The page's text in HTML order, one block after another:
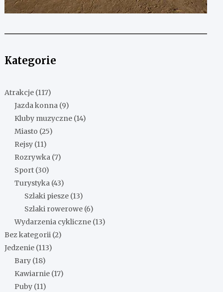
Kategorie
Atrakcje (117)
Jazda konna (9)
Kluby muzyczne (14)
Miasto (25)
Rejsy (11)
Rozrywka (7)
Sport (30)
Turystyka (43)
Szlaki piesze (13)
Szlaki rowerowe (6)
Wydarzenia cykliczne (13)
Bez kategorii (2)
Jedzenie (113)
Bary (18)
Kawiarnie (17)
Puby (11)